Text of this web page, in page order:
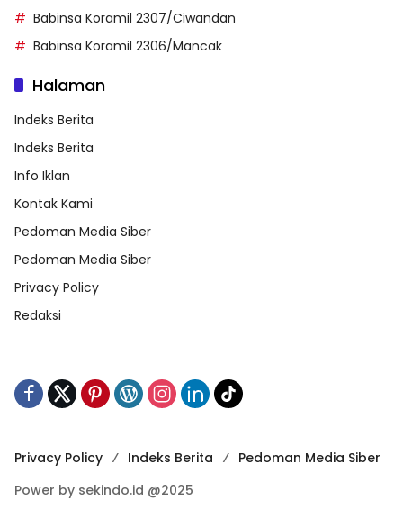
Babinsa Koramil 2307/Ciwandan
Babinsa Koramil 2306/Mancak
Halaman
Indeks Berita
Indeks Berita
Info Iklan
Kontak Kami
Pedoman Media Siber
Pedoman Media Siber
Privacy Policy
Redaksi
Privacy Policy Indeks Berita
Pedoman Media Siber
Power by sekindo.id @2025